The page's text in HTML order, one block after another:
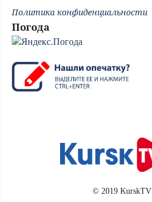
Политика конфиденциальности
Погода
© 2019 KurskTV